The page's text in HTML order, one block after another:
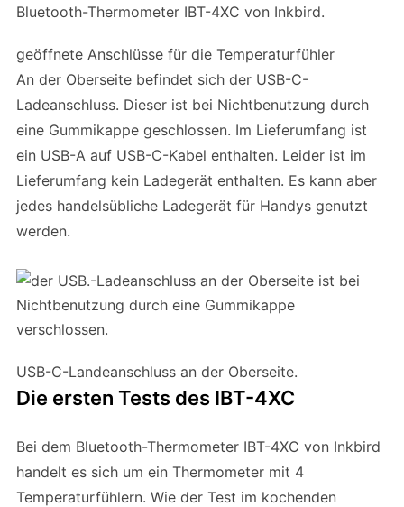
geöffnete Anschlüsse für die Temperaturfühler
An der Oberseite befindet sich der USB-C-
Ladeanschluss. Dieser ist bei Nichtbenutzung durch
eine Gummikappe geschlossen. Im Lieferumfang ist
ein USB-A auf USB-C-Kabel enthalten. Leider ist im
Lieferumfang kein Ladegerät enthalten. Es kann aber
jedes handelsübliche Ladegerät für Handys genutzt
werden.
USB-C-Landeanschluss an der Oberseite.
Die ersten Tests des IBT-4XC
Bei dem Bluetooth-Thermometer IBT-4XC von Inkbird
handelt es sich um ein Thermometer mit 4
Temperaturfühlern. Wie der Test im kochenden